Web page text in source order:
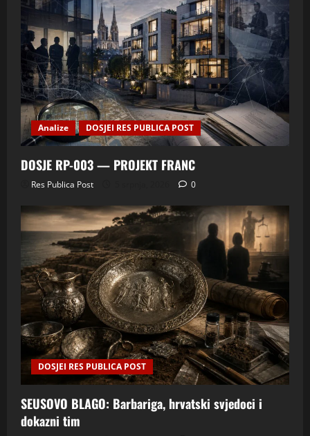
Analize DOSJEI RES PUBLICA POST
DOSJE RP-003 — PROJEKT FRANC
Res Publica Post 0
DOSJEI RES PUBLICA POST
SEUSOVO BLAGO: Barbariga, hrvatski svjedoci i
dokazni tim